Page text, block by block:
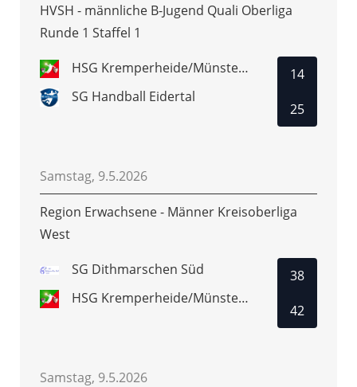
HVSH - männliche B-Jugend Quali Oberliga
Runde 1 Staffel 1
HSG Kremperheide/Münsterdorf
SG Handball Eidertal
14
25
Samstag, 9.5.2026
Region Erwachsene - Männer Kreisoberliga
West
SG Dithmarschen Süd
HSG Kremperheide/Münsterdorf 2
38
42
Samstag, 9.5.2026